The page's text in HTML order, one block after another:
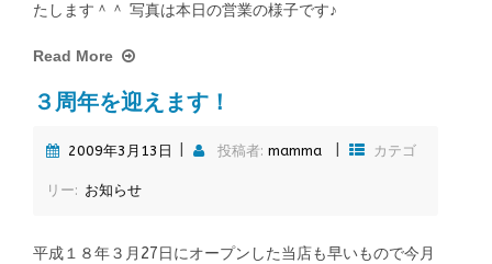
たします＾＾ 写真は本日の営業の様子です♪
Read More
３周年を迎えます！
2009年3月13日 投稿者: mamma カテゴ
リー: お知らせ
平成１８年３月27日にオープンした当店も早いもので今月